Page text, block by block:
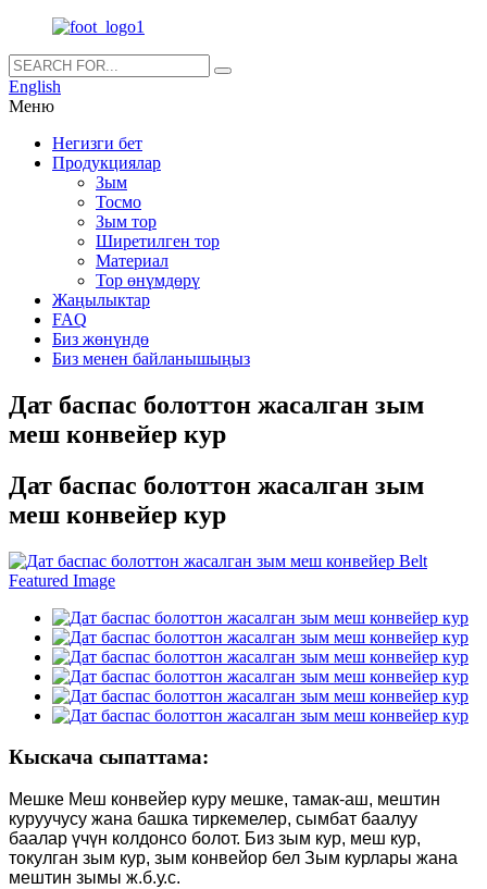
English
Меню
Негизги бет
Продукциялар
Зым
Тосмо
Зым тор
Ширетилген тор
Материал
Тор өнүмдөрү
Жаңылыктар
FAQ
Биз жөнүндө
Биз менен байланышыңыз
Дат баспас болоттон жасалган зым
меш конвейер кур
Дат баспас болоттон жасалган зым
меш конвейер кур
Кыскача сыпаттама:
Мешке Меш конвейер куру мешке, тамак-аш, мештин
куруучусу жана башка тиркемелер, сымбат баалуу
баалар үчүн колдонсо болот. Биз зым кур, меш кур,
токулган зым кур, зым конвейор бел Зым курлары жана
мештин зымы ж.б.у.с.